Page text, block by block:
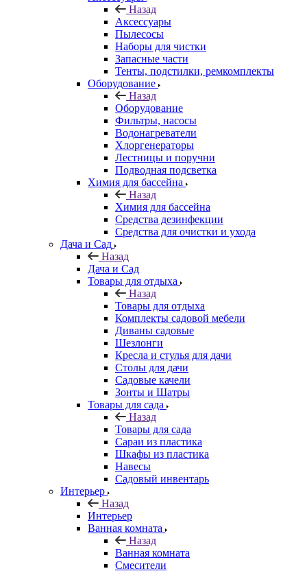
Назад
Аксессуары
Пылесосы
Наборы для чистки
Запасные части
Тенты, подстилки, ремкомплекты
Оборудование
Назад
Оборудование
Фильтры, насосы
Водонагреватели
Хлоргенераторы
Лестницы и поручни
Подводная подсветка
Химия для бассейна
Назад
Химия для бассейна
Средства дезинфекции
Средства для очистки и ухода
Дача и Сад
Назад
Дача и Сад
Товары для отдыха
Назад
Товары для отдыха
Комплекты садовой мебели
Диваны садовые
Шезлонги
Кресла и стулья для дачи
Столы для дачи
Садовые качели
Зонты и Шатры
Товары для сада
Назад
Товары для сада
Сараи из пластика
Шкафы из пластика
Навесы
Садовый инвентарь
Интерьер
Назад
Интерьер
Ванная комната
Назад
Ванная комната
Смесители